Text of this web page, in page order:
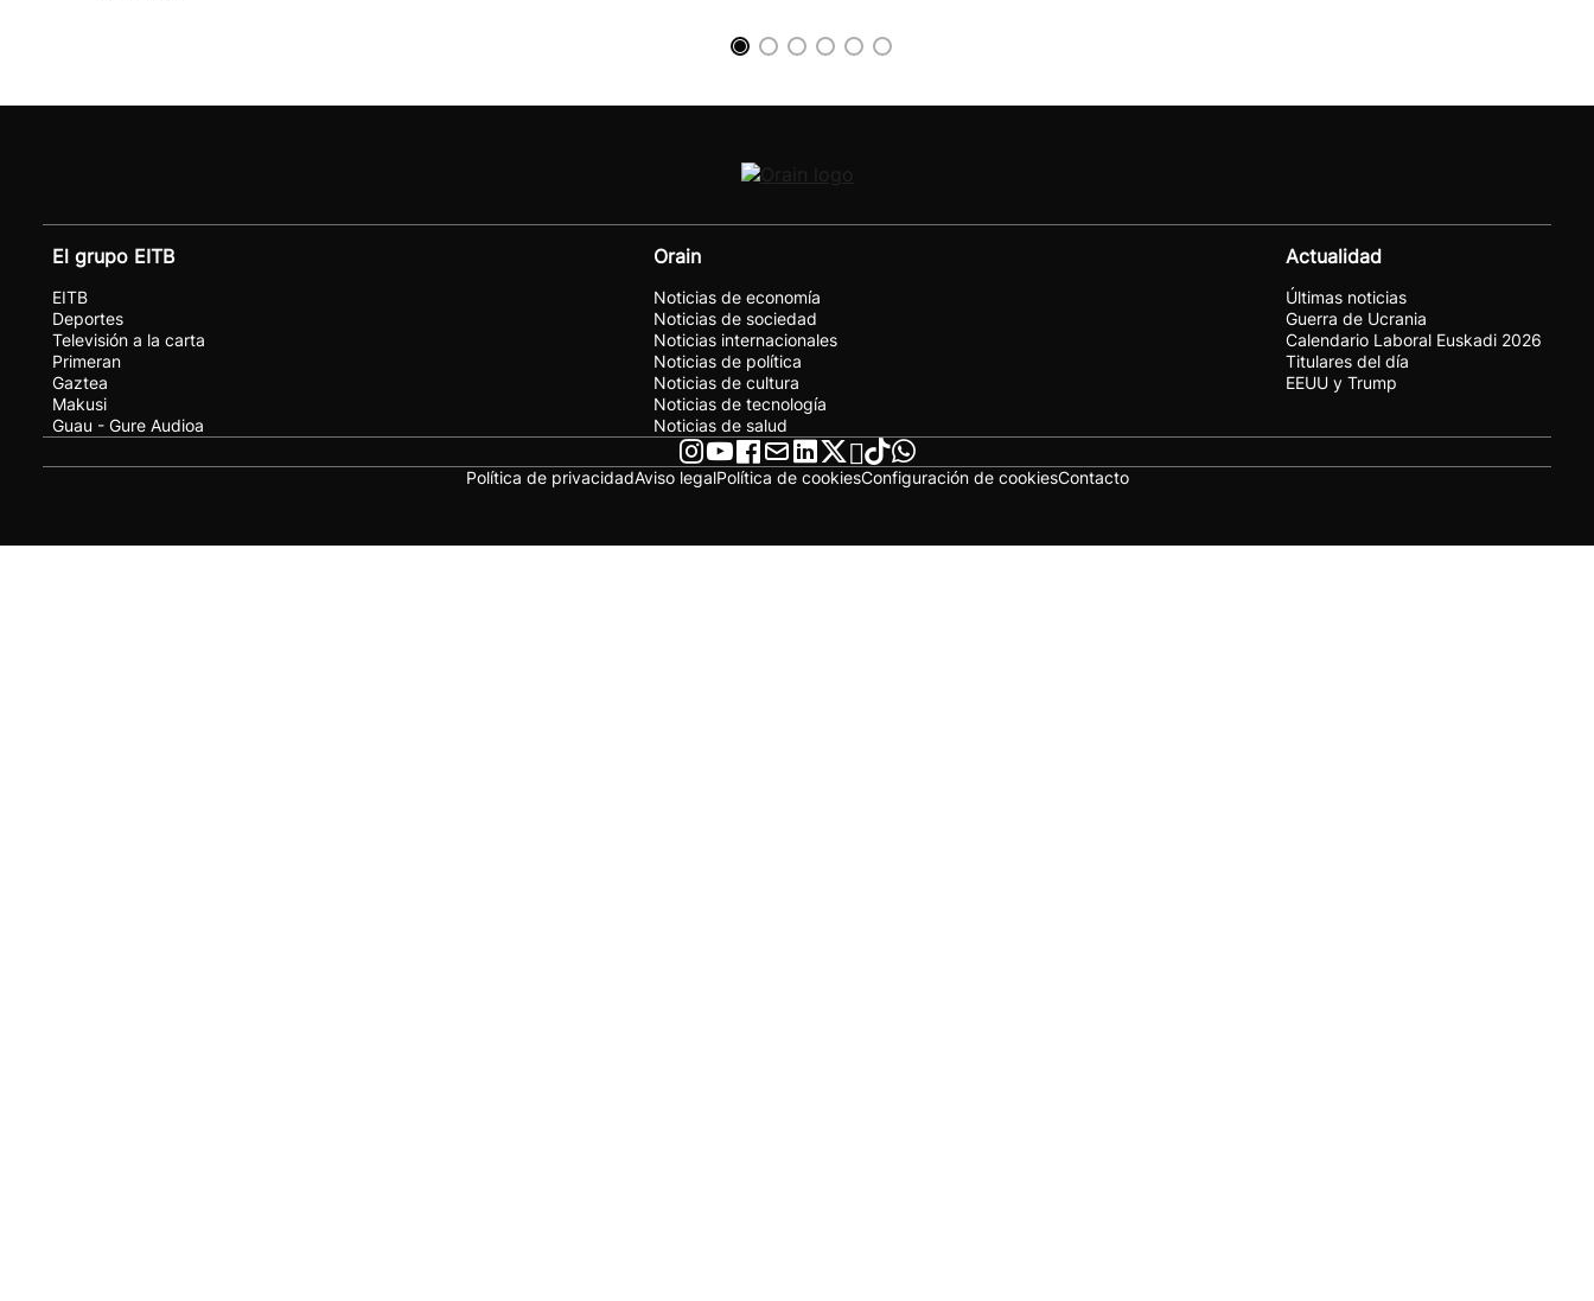
El grupo EITB
EITB
Deportes
Televisión a la carta
Primeran
Gaztea
Makusi
Guau - Gure Audioa
Orain
Noticias de economía
Noticias de sociedad
Noticias internacionales
Noticias de política
Noticias de cultura
Noticias de tecnología
Noticias de salud
Actualidad
Últimas noticias
Guerra de Ucrania
Calendario Laboral Euskadi 2026
Titulares del día
EEUU y Trump
Política de privacidadAviso legalPolítica de cookiesConfiguración de cookiesContacto